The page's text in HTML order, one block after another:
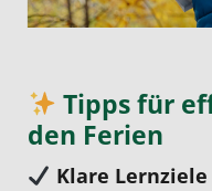
Tipps für
den Ferien
Klare